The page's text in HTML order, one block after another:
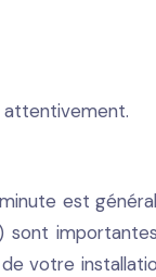
attentivement.
est
sont
votre